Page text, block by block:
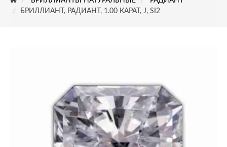
БРИЛЛИАНТ, РАДИАНТ, 1.00 КАРАТ, J, SI2